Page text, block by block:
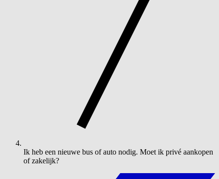
Ik heb een nieuwe bus of auto nodig. Moet ik privé aankopen
of zakelijk?